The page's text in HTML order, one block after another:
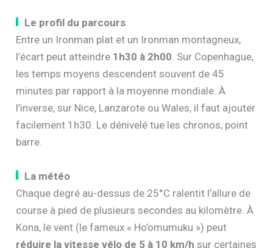
Le profil du parcours
Entre un Ironman plat et un Ironman montagneux,
l’écart peut atteindre 1h30 à 2h00. Sur Copenhague,
les temps moyens descendent souvent de 45
minutes par rapport à la moyenne mondiale. À
l’inverse, sur Nice, Lanzarote ou Wales, il faut ajouter
facilement 1h30. Le dénivelé tue les chronos, point
barre.
La météo
Chaque degré au-dessus de 25°C ralentit l’allure de
course à pied de plusieurs secondes au kilomètre. À
Kona, le vent (le fameux « Ho’omumuku ») peut
réduire la vitesse vélo de 5 à 10 km/h sur certaines